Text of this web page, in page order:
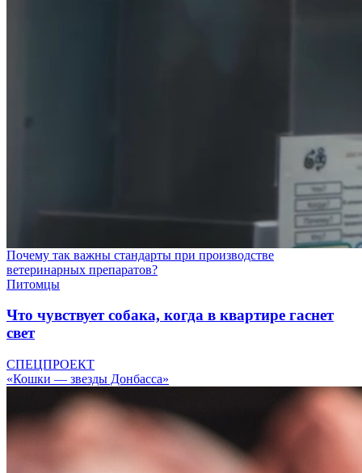
Почему так важны стандарты при производстве
ветеринарных препаратов?
Питомцы
Что чувствует собака, когда в квартире гаснет
свет
СПЕЦПРОЕКТ
«Кошки — звезды Донбасса»